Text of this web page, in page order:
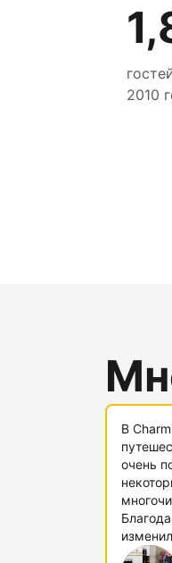
2010
В
очень